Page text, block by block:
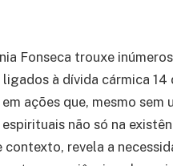
Fonseca trouxe
à dívida cármica 14
ações que, mesmo sem
não só na
revela a